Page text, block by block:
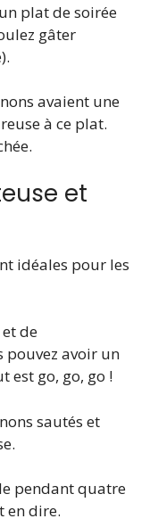
plat de soirée
gâter
avaient une
à ce plat.
et
idéales pour les
de
pouvez avoir un
est go, go, go !
sautés et
pendant quatre
en dire.